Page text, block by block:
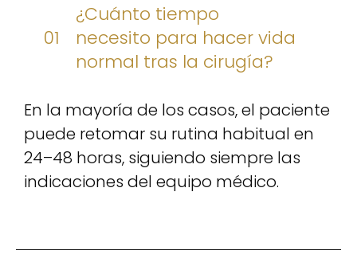
01
¿Cuánto tiempo
necesito para hacer vida
normal tras la cirugía?
En la mayoría de los casos, el paciente
puede retomar su rutina habitual en
24–48 horas, siguiendo siempre las
indicaciones del equipo médico.